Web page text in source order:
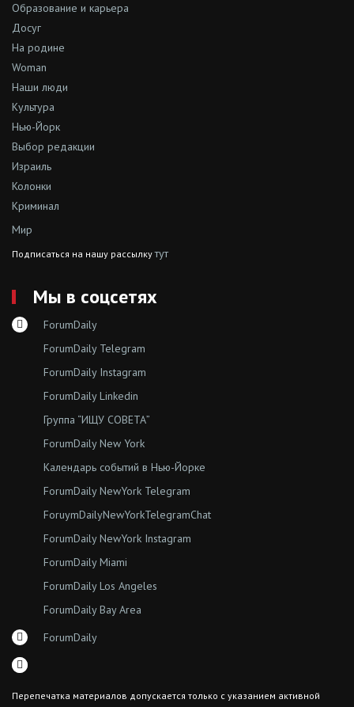
Образование и карьера
Досуг
На родине
Woman
Наши люди
Культура
Нью-Йорк
Выбор редакции
Израиль
Колонки
Криминал
Мир
Подписаться на нашу рассылкутут
Мы в соцсетях
ForumDaily
ForumDaily Telegram
ForumDaily Instagram
ForumDaily Linkedin
Группа “ИЩУ СОВЕТА”
ForumDaily New York
Календарь событий в Нью-Йорке
ForumDaily NewYork Telegram
ForuymDailyNewYorkTelegramChat
ForumDaily NewYork Instagram
ForumDaily Miami
ForumDaily Los Angeles
ForumDaily Bay Area
ForumDaily
Перепечатка материалов допускается только с указанием активной